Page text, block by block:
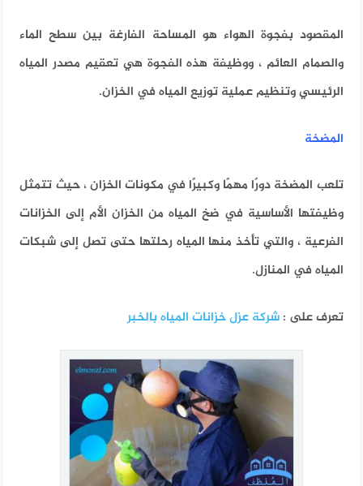
المقصود بفجوة الهواء هو المساحة الفارغة بين سطح الماء
والصمام العائم ، ووظيفة هذه الفجوة هي تعقيم مصدر المياه
الرئيسي وتنظيم عملية توزيع المياه في الخزان.
المضخة
تلعب المضخة دورًا مهمًا وكبيرًا في مكونات الخزان ، حيث تتمثل
وظيفتها الأساسية في ضخ المياه من الخزان الأم إلى الخزانات
الفرعية ، والتي تأخذ منها المياه رحلتها حتى تصل إلى شبكات
المياه في المنازل.
تعرف على :شركة عزل خزانات المياه بالخبر